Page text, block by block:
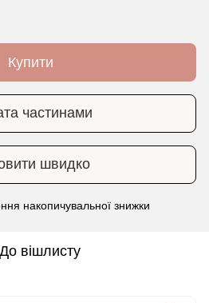
Купити
частинами
швидко
накопичувальної знижки
До вішлисту